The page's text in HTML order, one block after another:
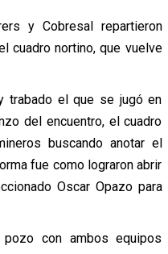
y Cobresal repartieron
cuadro nortino, que vuelve
trabado el que se jugó en
del encuentro, el cuadro
buscando anotar el
fue como lograron abrir
Oscar Opazo para
con ambos equipos